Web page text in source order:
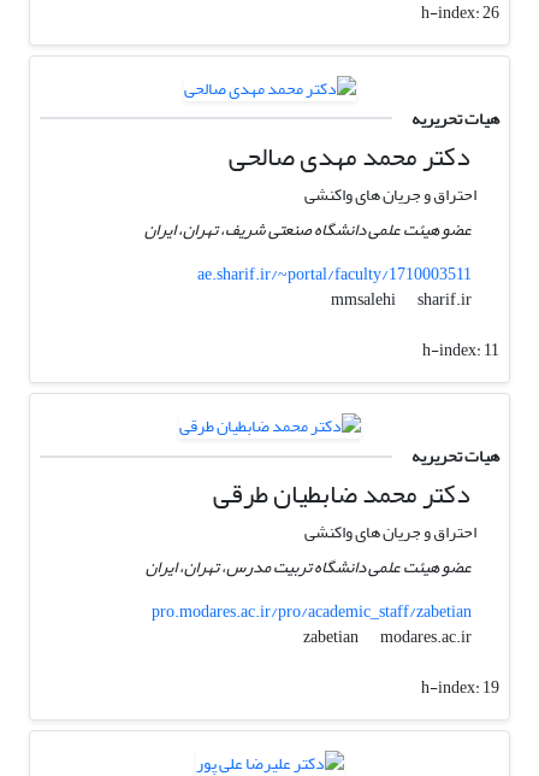
h-index:26
هیات تحریریه
دکتر محمد مهدی صالحی
احتراق و جریان های واکنشی
عضو هیئت علمی دانشگاه صنعتی شریف، تهران، ایران
ae.sharif.ir/~portal/faculty/1710003511
mmsalehi
sharif.ir
h-index:11
هیات تحریریه
دکتر محمد ضابطیان طرقی
احتراق و جریان های واکنشی
عضو هیئت علمی دانشگاه تربیت مدرس، تهران، ایران
pro.modares.ac.ir/pro/academic_staff/zabetian
zabetian
modares.ac.ir
h-index:19